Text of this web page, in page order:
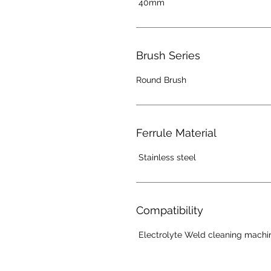
40mm
Brush Series
Round Brush
Ferrule Material
Stainless steel
Compatibility
Electrolyte Weld cleaning